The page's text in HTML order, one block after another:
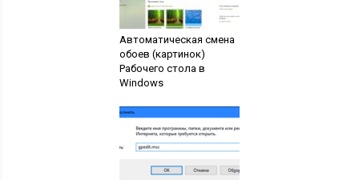
Автоматическая смена
обоев (картинок)
Рабочего стола в
Windows